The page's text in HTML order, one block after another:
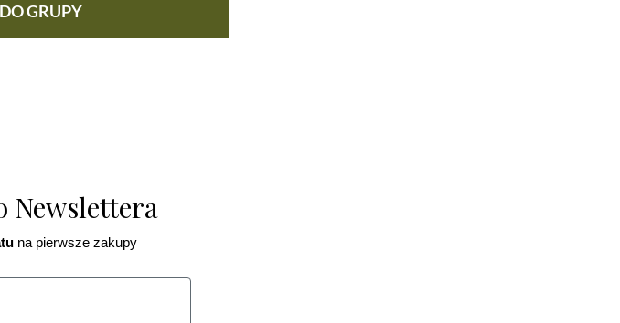
GRUPY
Newslettera
na pierwsze zakupy